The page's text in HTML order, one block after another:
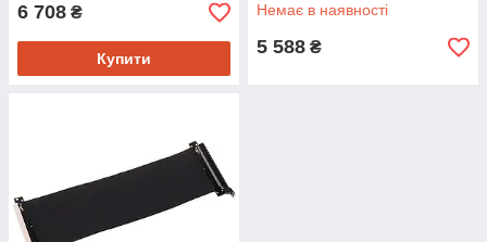
6 708 ₴
Купити
Немає в наявності
5 588 ₴